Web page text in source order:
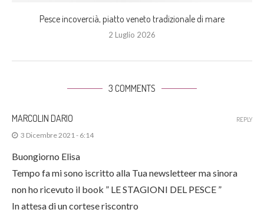
Pesce incovercià, piatto veneto tradizionale di mare
2 Luglio 2026
3 COMMENTS
MARCOLIN DARIO
3 Dicembre 2021 - 6:14
Buongiorno Elisa
Tempo fa mi sono iscritto alla Tua newsletteer ma sinora
non ho ricevuto il book ” LE STAGIONI DEL PESCE ”
In attesa di un cortese riscontro
REPLY